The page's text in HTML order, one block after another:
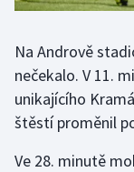
Lyže a
Moderní pětiboj
Motorsport
Na Andrově
nečekalo. V 11.
unikajícího
štěstí proměnil
Ve 28. minutě